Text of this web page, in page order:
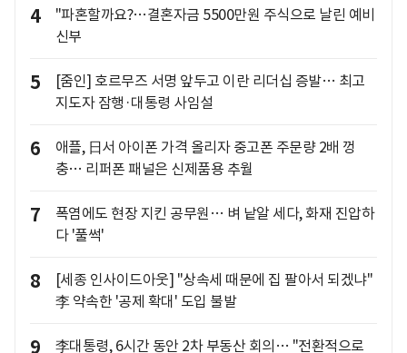
4
"파혼할까요?…결혼자금 5500만원 주식으로 날린 예비
신부
5
[줌인] 호르무즈 서명 앞두고 이란 리더십 증발… 최고
지도자 잠행·대통령 사임설
6
애플, 日서 아이폰 가격 올리자 중고폰 주문량 2배 껑
충… 리퍼폰 패널은 신제품용 추월
7
폭염에도 현장 지킨 공무원… 벼 낱알 세다, 화재 진압하
다 '풀썩'
8
[세종 인사이드아웃] "상속세 때문에 집 팔아서 되겠냐"
李 약속한 '공제 확대' 도입 불발
9 李대통령, 6시간 동안 2차 부동산 회의… "전환적으로